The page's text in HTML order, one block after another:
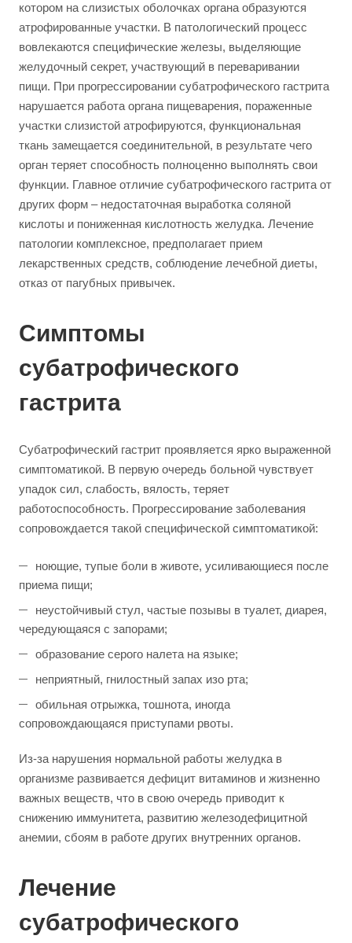
котором на слизистых оболочках органа образуются
атрофированные участки. В патологический процесс
вовлекаются специфические железы, выделяющие
желудочный секрет, участвующий в переваривании
пищи. При прогрессировании субатрофического гастрита
нарушается работа органа пищеварения, пораженные
участки слизистой атрофируются, функциональная
ткань замещается соединительной, в результате чего
орган теряет способность полноценно выполнять свои
функции. Главное отличие субатрофического гастрита от
других форм – недостаточная выработка соляной
кислоты и пониженная кислотность желудка. Лечение
патологии комплексное, предполагает прием
лекарственных средств, соблюдение лечебной диеты,
отказ от пагубных привычек.
Симптомы
субатрофического
гастрита
Субатрофический гастрит проявляется ярко выраженной
симптоматикой. В первую очередь больной чувствует
упадок сил, слабость, вялость, теряет
работоспособность. Прогрессирование заболевания
сопровождается такой специфической симптоматикой:
ноющие, тупые боли в животе, усиливающиеся после
приема пищи;
неустойчивый стул, частые позывы в туалет, диарея,
чередующаяся с запорами;
образование серого налета на языке;
неприятный, гнилостный запах изо рта;
обильная отрыжка, тошнота, иногда
сопровождающаяся приступами рвоты.
Из-за нарушения нормальной работы желудка в
организме развивается дефицит витаминов и жизненно
важных веществ, что в свою очередь приводит к
снижению иммунитета, развитию железодефицитной
анемии, сбоям в работе других внутренних органов.
Лечение
субатрофического